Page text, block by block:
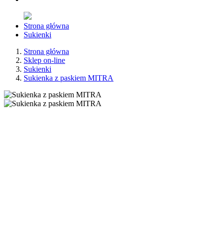
Strona główna
Sukienki
Strona główna
Sklep on-line
Sukienki
Sukienka z paskiem MITRA